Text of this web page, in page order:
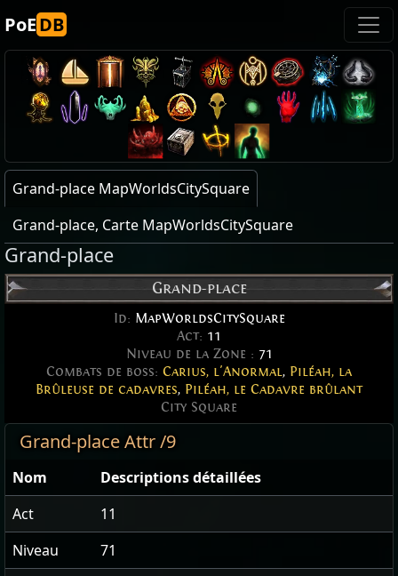
PoEDB
Grand-place MapWorldsCitySquare
Grand-place, Carte MapWorldsCitySquare
Grand-place
Grand-place
Id: MapWorldsCitySquare
Act: 11
Niveau de la Zone : 71
Combats de boss: Carius, l'Anormal, Piléah, la
Brûleuse de cadavres, Piléah, le Cadavre brûlant
City Square
Grand-place Attr /9
Nom
Descriptions détaillées
Act
11
Niveau
71